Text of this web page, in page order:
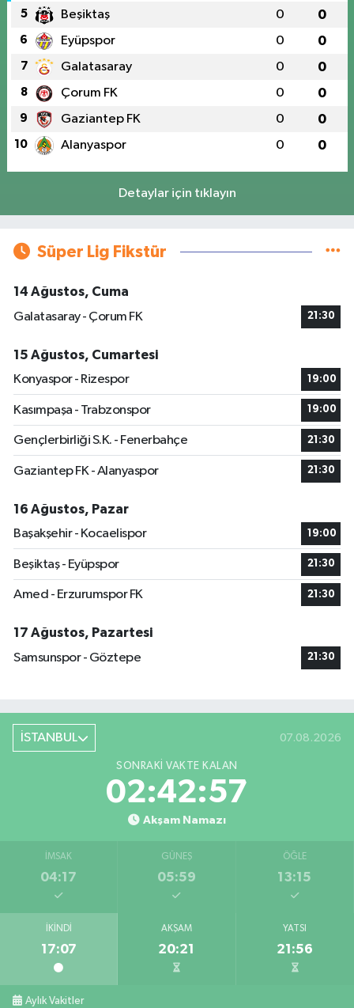
5 Beşiktaş 0 0
6 Eyüpspor 0 0
7 Galatasaray 0 0
8 Çorum FK 0 0
9 Gaziantep FK 0 0
10 Alanyaspor 0 0
Detaylar için tıklayın
Süper Lig Fikstür
14 Ağustos, Cuma
Galatasaray - Çorum FK
21:30
15 Ağustos, Cumartesi
Konyaspor - Rizespor
19:00
Kasımpaşa - Trabzonspor 19:00
Gençlerbirliği S.K. - Fenerbahçe 21:30
Gaziantep FK - Alanyaspor 21:30
16 Ağustos, Pazar
Başakşehir - Kocaelispor
19:00
Beşiktaş - Eyüpspor 21:30
Amed - Erzurumspor FK 21:30
17 Ağustos, Pazartesi
Samsunspor - Göztepe
21:30
İSTANBUL 07.08.2026
SONRAKI VAKTE KALAN
02:42:56
Akşam Namazı
İMSAK
04:17
GÜNEŞ
05:59
ÖĞLE
13:15
İKINDI
17:07
AKŞAM
20:21
YATSI
21:56
Aylık Vakitler